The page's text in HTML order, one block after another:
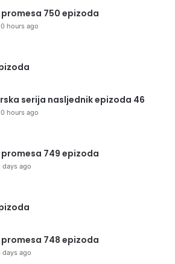
promesa 750 epizoda
hours ago
serija nasljednik epizoda 46
hours ago
promesa 749 epizoda
days ago
promesa 748 epizoda
days ago